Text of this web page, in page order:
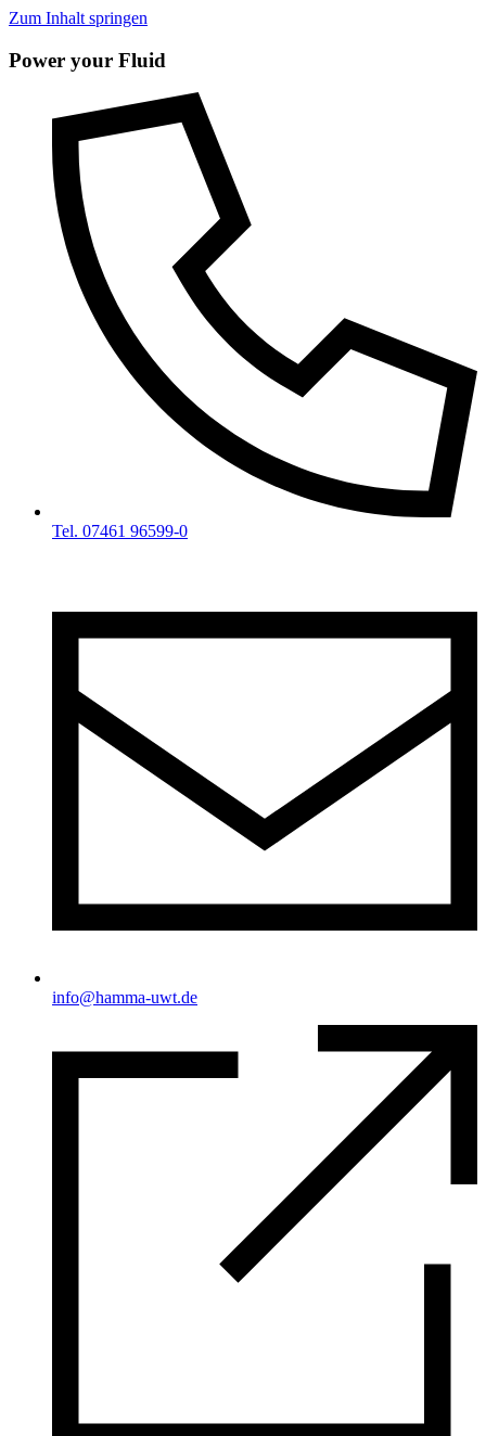
Zum Inhalt springen
Power your Fluid
Tel. 07461 96599-0
info@hamma-uwt.de